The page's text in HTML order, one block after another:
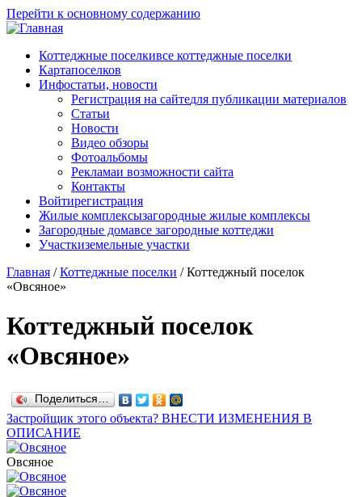
Перейти к основному содержанию
Коттеджные поселкивсе коттеджные поселки
Картапоселков
Инфостатьи, новости
Регистрация на сайтедля публикации материалов
Статьи
Новости
Видео обзоры
Фотоальбомы
Рекламаи возможности сайта
Контакты
Войтирегистрация
Жилые комплексызагородные жилые комплексы
Загородные домавсе загородные коттеджи
Участкиземельные участки
Главная / Коттеджные поселки /Коттеджный поселок
«Овсяное»
Коттеджный поселок
«Овсяное»
Поделиться…
Застройщик этого объекта? ВНЕСТИ ИЗМЕНЕНИЯ В
ОПИСАНИЕ
Овсяное